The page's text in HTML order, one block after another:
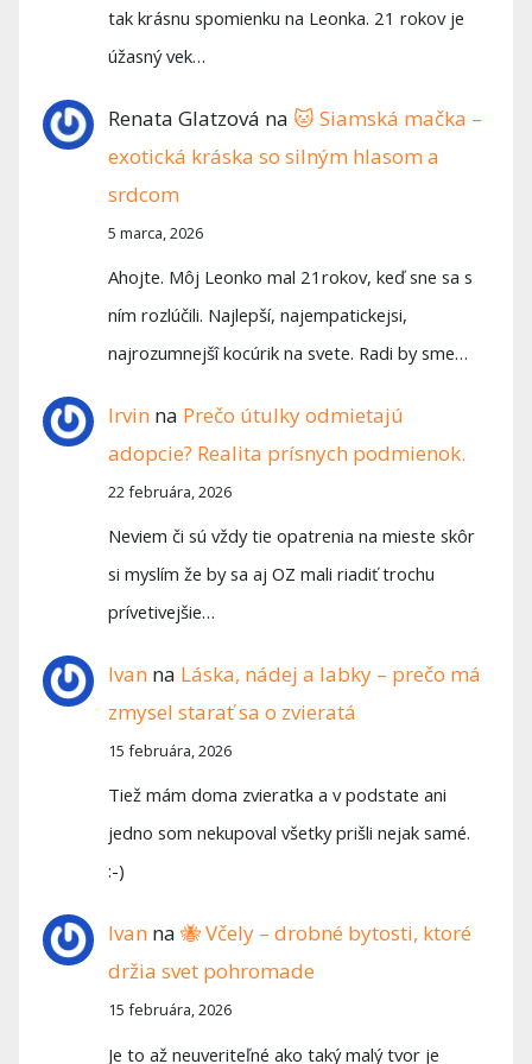
tak krásnu spomienku na Leonka. 21 rokov je
úžasný vek…
Renata Glatzová na🐱 Siamská mačka –
exotická kráska so silným hlasom a
srdcom
5 marca, 2026
Ahojte. Môj Leonko mal 21rokov, keď sne sa s
ním rozlúčili. Najlepší, najempatickejsi,
najrozumnejšî kocúrik na svete. Radi by sme…
Irvin na Prečo útulky odmietajú
adopcie? Realita prísnych podmienok.
22 februára, 2026
Neviem či sú vždy tie opatrenia na mieste skôr
si myslím že by sa aj OZ mali riadiť trochu
prívetivejšie…
Ivan na Láska, nádej a labky – prečo má
zmysel starať sa o zvieratá
15 februára, 2026
Tiež mám doma zvieratka a v podstate ani
jedno som nekupoval všetky prišli nejak samé.
:-)
Ivan na🐝 Včely – drobné bytosti, ktoré
držia svet pohromade
15 februára, 2026
Je to až neuveriteľné ako taký malý tvor je